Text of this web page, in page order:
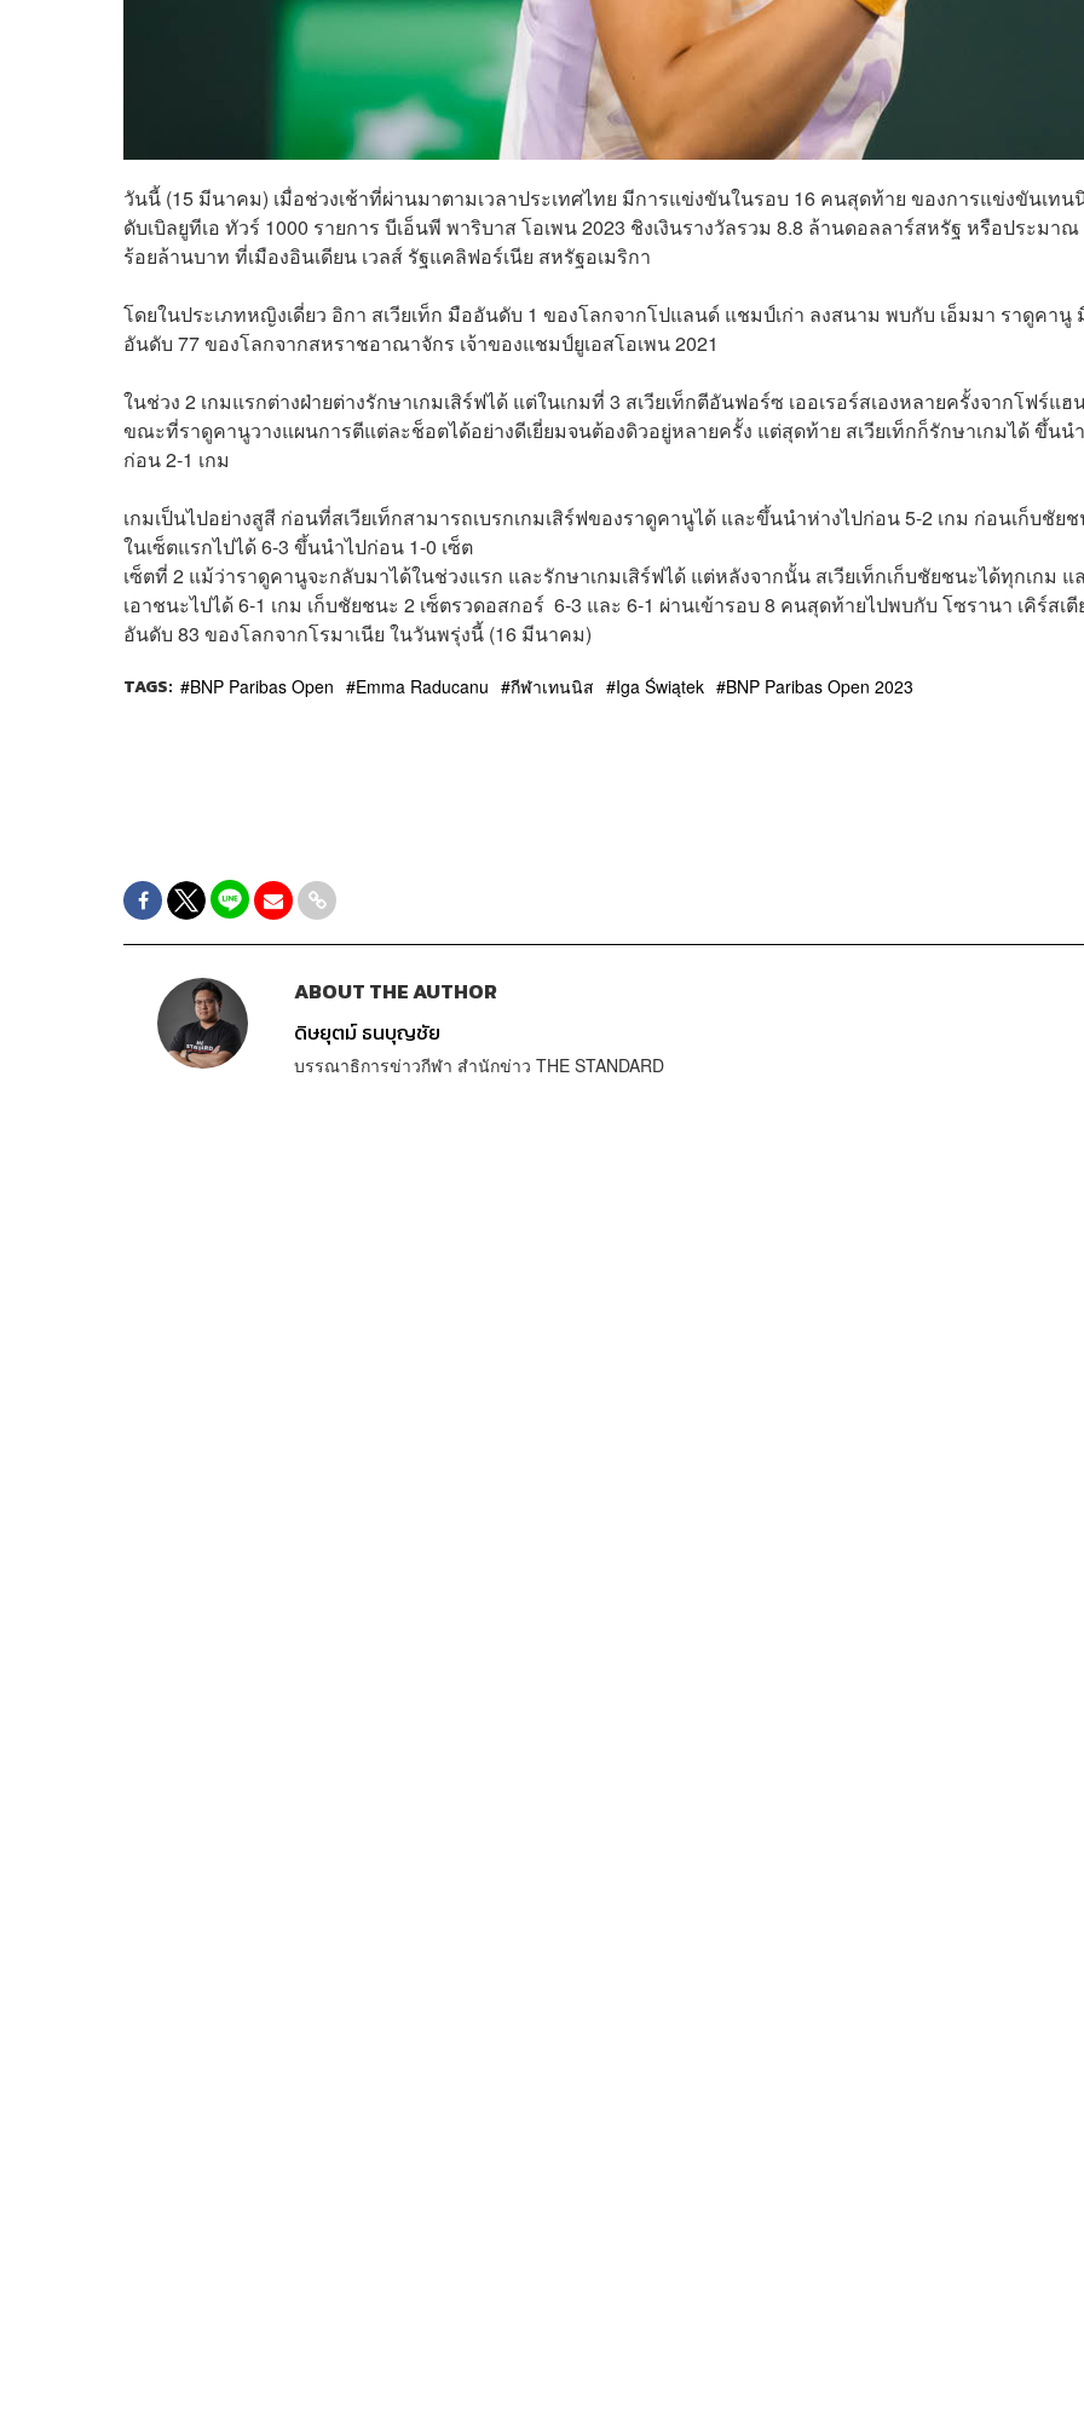
วันนี้ (15 มีนาคม) เมื่อช่วงเช้าที่ผ่านมาตามเวลาประเทศไทย มีการแข่งขันในรอบ 16 คนสุดท้าย ของการแข่งขันเทน
ดับเบิลยูทีเอ ทัวร์ 1000 รายการ บีเอ็นพี พาริบาส โอเพน 2023 ชิงเงินรางวัลรวม 8.8 ล้านดอลลาร์สหรัฐ หรือประมาณ
ร้อยล้านบาท ที่เมืองอินเดียน เวลส์ รัฐแคลิฟอร์เนีย สหรัฐอเมริกา
โดยในประเภทหญิงเดี่ยว อิกา สเวียเท็ก มืออันดับ 1 ของโลกจากโปแลนด์ แชมป์เก่า ลงสนาม พบกับ เอ็มมา ราดูคานู
อันดับ 77 ของโลกจากสหราชอาณาจักร เจ้าของแชมป์ยูเอสโอเพน 2021
ในช่วง 2 เกมแรกต่างฝ่ายต่างรักษาเกมเสิร์ฟได้ แต่ในเกมที่ 3 สเวียเท็กตีอันฟอร์ซ เออเรอร์สเองหลายครั้งจากโฟร์แฮ
ขณะที่ราดูคานูวางแผนการตีแต่ละช็อตได้อย่างดีเยี่ยมจนต้องดิวอยู่หลายครั้ง แต่สุดท้าย สเวียเท็กก็รักษาเกมได้ ขึ้นน
ก่อน 2-1 เกม
เกมเป็นไปอย่างสูสี ก่อนที่สเวียเท็กสามารถเบรกเกมเสิร์ฟของราดูคานูได้ และขึ้นนำห่างไปก่อน 5-2 เกม ก่อนเก็บชัยช
ในเซ็ตแรกไปได้ 6-3 ขึ้นนำไปก่อน 1-0 เซ็ต
เซ็ตที่ 2 แม้ว่าราดูคานูจะกลับมาได้ในช่วงแรก และรักษาเกมเสิร์ฟได้ แต่หลังจากนั้น สเวียเท็กเก็บชัยชนะได้ทุกเกม แ
เอาชนะไปได้ 6-1 เกม เก็บชัยชนะ 2 เซ็ตรวดอสกอร์ 6-3 และ 6-1 ผ่านเข้ารอบ 8 คนสุดท้ายไปพบกับ โซรานา เคิร์สเตี
อันดับ 83 ของโลกจากโรมาเนีย ในวันพรุ่งนี้ (16 มีนาคม)
TAGS: BNP Paribas Open Emma Raducanu กีฬาเทนนิส Iga Świątek BNP Paribas Open 2023
ABOUT THE AUTHOR
ดิษยุตม์ ธนบุญชัย
บรรณาธิการข่าวกีฬา สำนักข่าว THE STANDARD